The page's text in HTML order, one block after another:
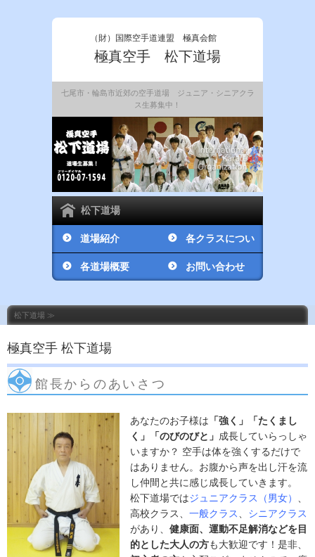
（財）国際空手道連盟 極真会館
極真空手 松下道場
七尾市・輪島市近郊の空手道場 ジュニア・シニアクラ
ス生募集中！
松下道場
道場紹介 各クラスについ
て
各道場概要 お問い合わせ
松下道場 ≫
極真空手 松下道場
館長からのあいさつ
あなたのお子様は 「強く」「たくまし
く」「のびのびと」 成長していらっしゃ
いますか？ 空手は体を強くするだけで
はありません。お腹から声を出し汗を流
し仲間と共に感じ成長していきます。
松下道場ではジュニアクラス（男女）
高校クラス、 一般クラス
シニアクラス
があり、 健康面、運動不足解消などを目
的とした大人の方も大歓迎です！是非、